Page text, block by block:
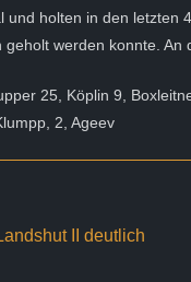
und holten in den letzten
geholt werden konnte.
25, Köplin 9,
2, Ageev
II deutlich